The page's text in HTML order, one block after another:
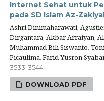
Internet Sehat untuk
pada SD Islam Az-
Ashri Dinimaharawati,
Dirgantara, Akbar Arraiyan,
Muhammad Bili Siswanto,
Picaulima, Farid Yusron
3533-3544
DOWNLOAD PDF